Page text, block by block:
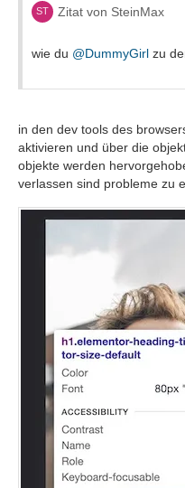
Zitat von SteinMax
wie du @DummyGirl zu
in den dev tools des
aktivieren und über die
objekte werden
verlassen sind probleme zu